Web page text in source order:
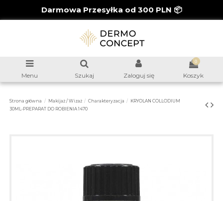
Darmowa Przesyłka od 300 PLN 📦
Menu Szukaj Zaloguj się
0
Koszyk
Strona główna Makijaż / Wizaż Charakteryzacja
KRYOLAN COLLODIUM
30ML-PREPARAT DO ROBIENIA 1470